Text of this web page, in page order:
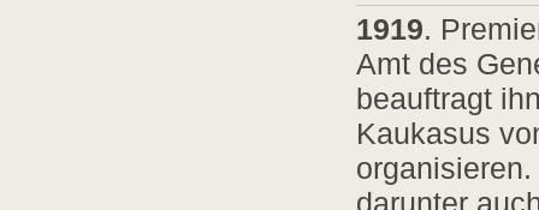
1919.
Amt des
beauftragt
Kaukasus